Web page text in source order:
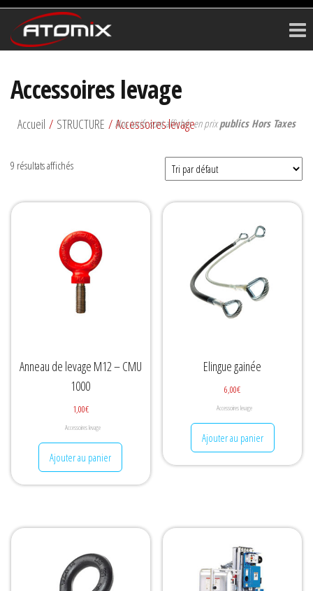
Accessoires levage
Accueil / STRUCTURE / Accessoires levage
Nos tarifs sont affichés en prixpublics Hors Taxes
9 résultats affichés
Anneau de levage M12 – CMU
1000
1,00€
Accessoires levage
Ajouter au panier
Elingue gainée
6,00€
Accessoires levage
Ajouter au panier